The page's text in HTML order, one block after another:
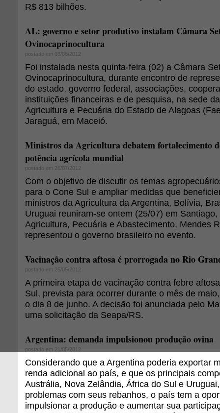
R$ 813 bilhões.
AL: governo e setor produtivo instalam Câmara
Ovinocaprinocultura
postado em 03/08/2012
Foi instalada nesta quinta-feira (02) a Câmara
Ovinocaprinocultura, durante encontro de
do estado, governo federal, associações,
instituições financeiras e de pesquisa, na sede
Agricultura e Pecuária do Estado de Alagoas
Jaraguá, em Maceió.
Ministros da Agricultura debatem fortalecimento
potência agrícola mundial
postado em 26/07/2012
Com o objetivo de discutir os temas
para o Cone Sul e ampliar medidas que
ministros da Agricultura da Argentina, Bolívia,
Uruguai reuniram-se ontem (25/07) em
Agricultura, Pecuária e Abastecimento, Mendes
representou o governo brasileiro no evento.
Vacinação contra aftosa é prorrogada no Rio
postado em 25/05/2012
A primeira etapa de vacinação contra febre
Sul, prevista para ocorrer durante o mês de
o dia 8 de junho. A decisão foi anunciada pelo
uma solicitação da Seapa/RS.
Argentina: demanda impulsionou produção ovina
postado em 21/05/2012
Considerando que a Argentina poderia exportar
renda adicional ao país, e que os principais
Austrália, Nova Zelândia, África do Sul e
problemas com seus rebanhos, o país tem a
impulsionar a produção e aumentar sua